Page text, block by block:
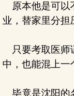
原本他是可以
业，替家里分担
只要考取医师
中，也能混上一
毕竟是沈阳的